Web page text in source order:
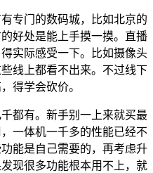
专门的数码城，比如北京的
好处是能上手摸一摸。直播
实际感受一下。比如摄像头
线上都看不出来。不过线下
得学会砍价。
都有。新手别一上来就买最
一体机一千多的性能已经不
能是自己需要的，再考虑升
现很多功能根本用不上，就